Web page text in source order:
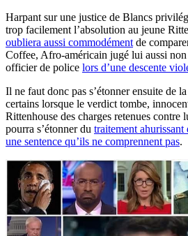
Harpant sur une justice de Blancs
trop facilement l’absolution au jeune
oubliera aussi commodément de
Coffee, Afro-américain jugé lui aussi
officier de police lors d’une descente
Il ne faut donc pas s’étonner ensuite de
certains lorsque le verdict tombe,
Rittenhouse des charges retenues contre
pourra s’étonner du traitement
une sentence qu’ils ne comprennent pas.